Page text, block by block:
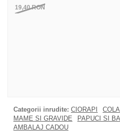
19,40RON
Categorii inrudite: CIORAPI
MAME SI GRAVIDE
PAPUCI SI
AMBALAJ CADOU